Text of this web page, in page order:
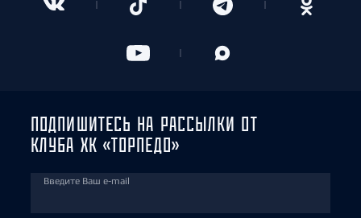
ПОДПИШИТЕСЬ НА РАССЫЛКИ ОТ
КЛУБА ХК «ТОРПЕДО»
Введите Ваш e-mail